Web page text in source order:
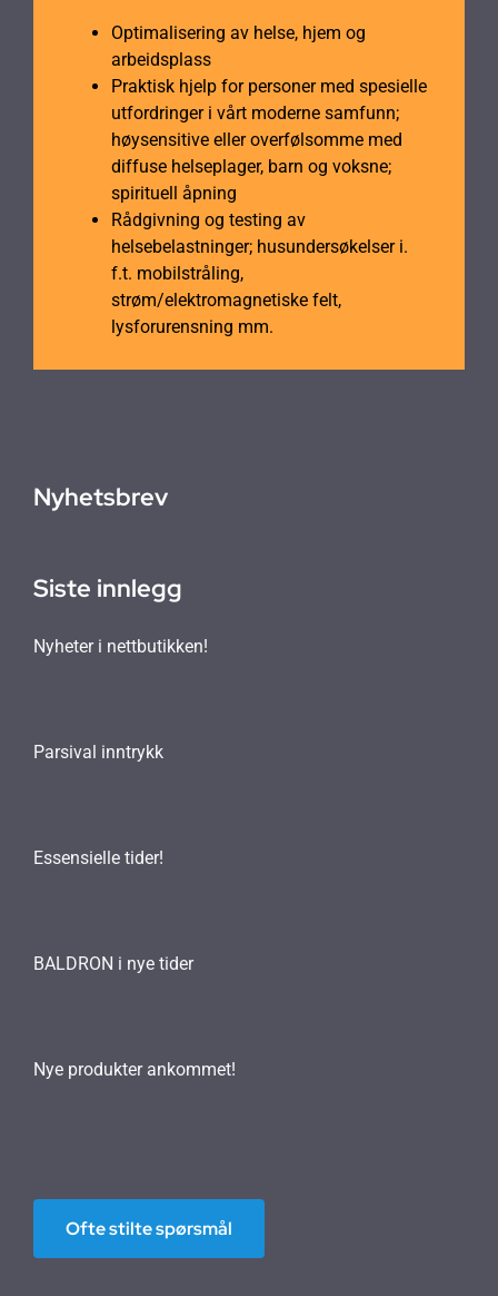
Optimalisering av helse, hjem og
arbeidsplass
Praktisk hjelp for personer med spesielle
utfordringer i vårt moderne samfunn;
høysensitive eller overfølsomme med
diffuse helseplager, barn og voksne;
spirituell åpning
Rådgivning og testing av
helsebelastninger; husundersøkelser i.
f.t. mobilstråling,
strøm/elektromagnetiske felt,
lysforurensning mm.
Nyhetsbrev
Siste innlegg
Nyheter i nettbutikken!
Parsival inntrykk
Essensielle tider!
BALDRON i nye tider
Nye produkter ankommet!
Ofte stilte spørsmål